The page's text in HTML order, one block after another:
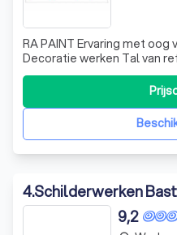
RA PAINT Ervaring met oog voor detail schilder en
Decoratie werken Tal van
klanten, snelle service &
Gespecialiseerd in kleine &
4.Schilderwerken
9,2